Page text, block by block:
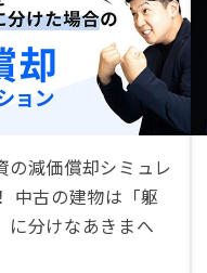
の減価償却シミュレ
中古の建物は「躯
に分けなあきまへ